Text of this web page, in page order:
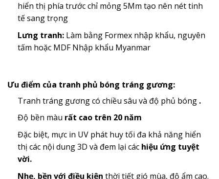
hiển thị phía trước chỉ mỏng 5Mm tạo nên nét tinh
tế sang trọng
Lưng tranh:Làm bằng Formex nhập khẩu, nguyên
tấm hoặc MDF Nhập khẩu Myanmar
Ưu điểm của tranh phủ bóng tráng gương:
Tranh tráng gương có chiều sâu và độ phủ bóng .
Độ bền màu rất cao trên 20 năm
Đặc biệt, mực in UV phát huy tối đa khả năng hiển
thị các nội dung 3D và đem lại các hiệu ứng tuyệt
vời.
Nhẹ, bền với điều kiện thời tiết gió mùa, độ ẩm cao.